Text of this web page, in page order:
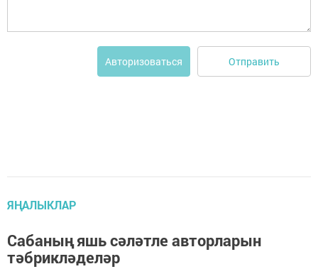
Авторизоваться Отправить
ЯҢАЛЫКЛАР
Сабаның яшь сәләтле авторларын
тәбрикләделәр